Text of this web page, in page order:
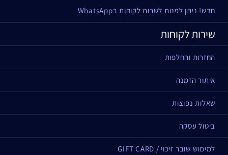
חדש! ניתן לפנות לשרות לקוחות בWhatsApp
שירות לקוחות
החזרות והחלפות
איתור הזמנה
שאלות נפוצות
ביטול עסקה
למימוש שובר זיכוי / GIFT CARD